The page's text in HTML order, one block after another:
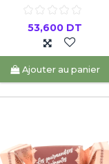
53,600 DT
Ajouter au panier